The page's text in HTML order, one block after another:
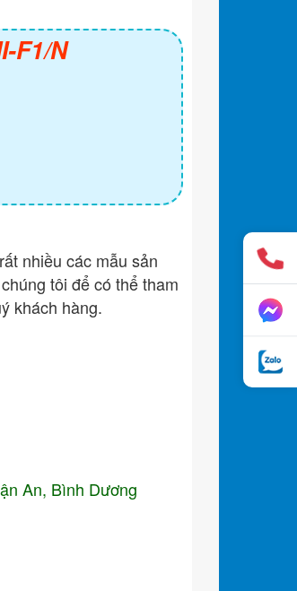
F1/N
nhiều các mẫu sản
tôi để có thể tham
khách hàng.
An, Bình Dương